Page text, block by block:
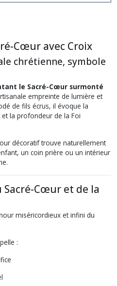
Cœur avec Croix
chrétienne, symbole
le Sacré-Cœur surmonté
empreinte de lumière et
de fils écrus, il évoque la
et la profondeur de la Foi
décoratif trouve naturellement
un coin prière ou un intérieur
Sacré-Cœur et de la
miséricordieux et infini du
: